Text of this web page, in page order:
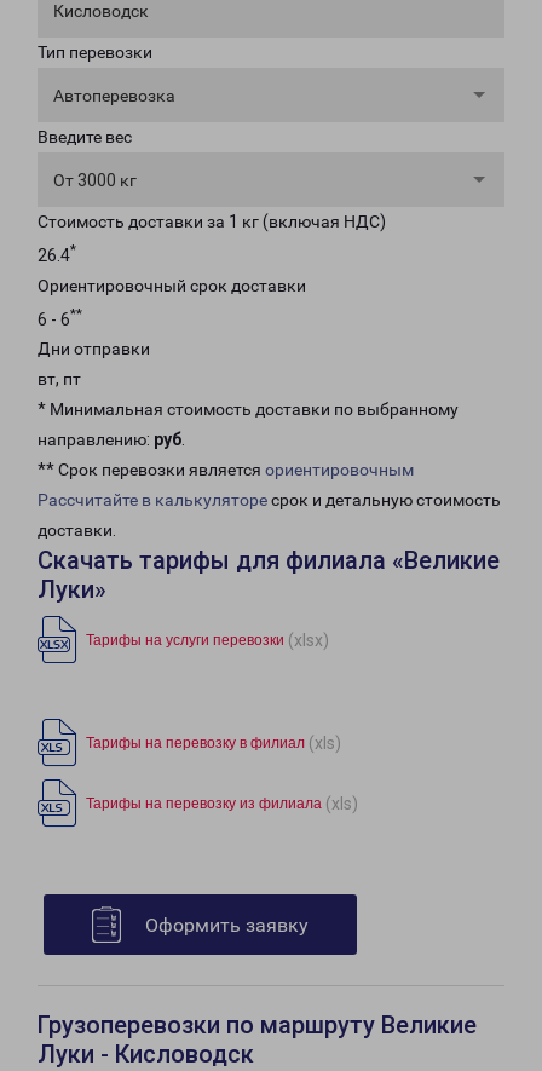
Кисловодск
Тип перевозки
Автоперевозка
Введите вес
От 3000 кг
Стоимость доставки за 1 кг (включая НДС)
26.4*
Ориентировочный срок доставки
6 - 6**
Дни отправки
вт, пт
* Минимальная стоимость доставки по выбранному
направлению: руб.
** Срок перевозки является ориентировочным
Рассчитайте в калькуляторесрок и детальную стоимость
доставки.
Скачать тарифы для филиала «Великие
Луки»
Тарифы на услуги перевозки (xlsx)
Тарифы на перевозку в филиал (xls)
Тарифы на перевозку из филиала (xls)
Оформить заявку
Грузоперевозки по маршруту Великие
Луки - Кисловодск